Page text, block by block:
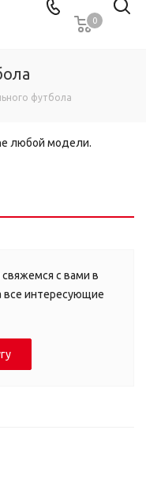
0
футбола
любой модели.
с вами в
интересующие